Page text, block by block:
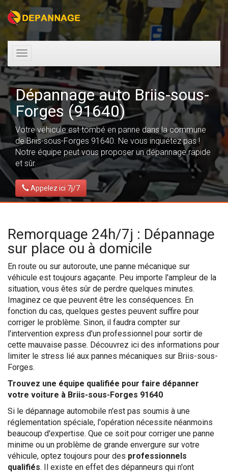
Toggle
navigation
Dépannage auto Briis-sous-
Forges (91640)
Votre véhicule est tombé en panne dans la commune
de Briis-sous-Forges 91640. Ne vous inquiétez pas !
Notre équipe peut vous proposer un dépannage rapide
et sûr.
Appelez ici 7j/7
Remorquage 24h/7j : Dépannage
sur place ou à domicile
En route ou sur autoroute, une panne mécanique sur
véhicule est toujours agaçante. Peu importe l'ampleur de la
situation, vous êtes sûr de perdre quelques minutes.
Imaginez ce que peuvent être les conséquences. En
fonction du cas, quelques gestes peuvent suffire pour
corriger le problème. Sinon, il faudra compter sur
l'intervention express d'un professionnel pour sortir de
cette mauvaise passe. Découvrez ici des informations pour
limiter le stress lié aux pannes mécaniques sur Briis-sous-
Forges.
Trouvez une équipe qualifiée pour faire dépanner
votre voiture à Briis-sous-Forges 91640
Si le dépannage automobile n'est pas soumis à une
réglementation spéciale, l'opération nécessite néanmoins
beaucoup d'expertise. Que ce soit pour corriger une panne
minime ou un problème de grande envergure sur votre
véhicule, optez toujours pour des professionnels
qualifiés. Il existe en effet des dépanneurs qui n'ont